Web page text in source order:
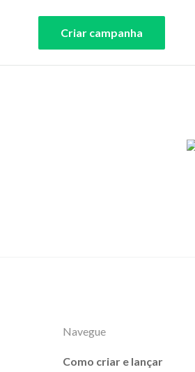
Criar campanha
Navegue
Como criar e lançar